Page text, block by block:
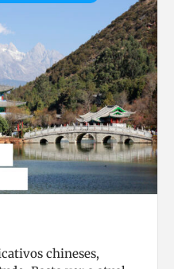
chineses,